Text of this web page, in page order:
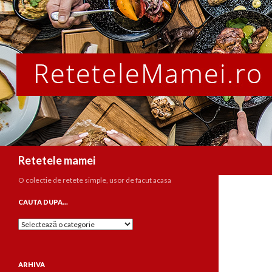
Retetele mamei
O colectie de retete simple, usor de facut acasa
CAUTA DUPA…
Cauta
ARHIVA